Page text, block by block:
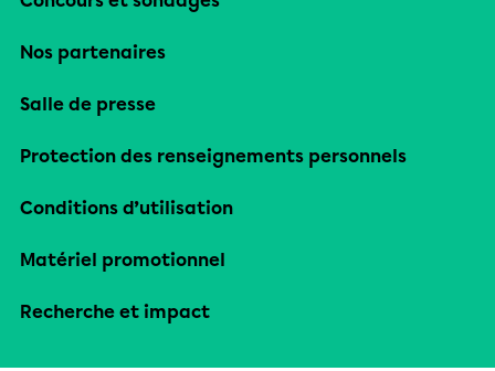
Nos partenaires
Salle de presse
Protection des renseignements personnels
Conditions d’utilisation
Matériel promotionnel
Recherche et impact